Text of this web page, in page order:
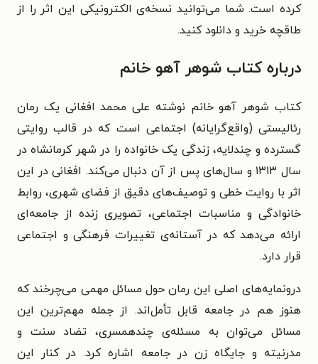
کرده است. شما می‌توانید نسخه‌ی الکترونیکی این اثر را از
طاقچه خرید و دانلود کنید.
درباره کتاب شوهر آهو خانم
کتاب شوهر آهو خانم نوشته علی محمد افغانی یک رمان
رئالیستی (واقع‌گرایانه) اجتماعی است که در قالب روایتی
گسترده و چندلایه، زندگی یک خانواده را در شهر کرمانشاه در
سال ۱۳۱۳ و سال‌های پس از آن دنبال می‌کند. افغانی در این
اثر با روایت خطی و توصیف‌های دقیق از فضای شهری، روابط
خانوادگی و مناسبات اجتماعی، تصویری زنده از جامعه‌ای
ارائه می‌دهد که در آستانه‌ی تغییرات فرهنگی و اجتماعی
قرار دارد.
درونمایه‌های اصلی این رمان حول مسائل مهمی می‌چرخند که
هنوز هم در جامعه قابل تأمل‌اند. از جمله مهم‌ترین این
مسائل می‌توان به مسئله‌ی چندهمسری، تضاد سنت و
مدرنیته و جایگاه زن در جامعه اشاره کرد. در کنار این